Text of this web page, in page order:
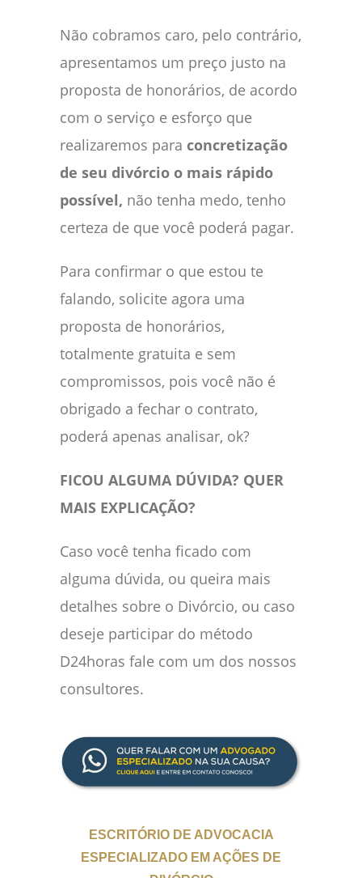
Não cobramos caro, pelo contrário,
apresentamos um preço justo na
proposta de honorários, de acordo
com o serviço e esforço que
realizaremos para concretização
de seu divórcio o mais rápido
possível, não tenha medo, tenho
certeza de que você poderá pagar.
Para confirmar o que estou te
falando, solicite agora uma
proposta de honorários,
totalmente gratuita e sem
compromissos, pois você não é
obrigado a fechar o contrato,
poderá apenas analisar, ok?
FICOU ALGUMA DÚVIDA? QUER
MAIS EXPLICAÇÃO?
Caso você tenha ficado com
alguma dúvida, ou queira mais
detalhes sobre o Divórcio, ou caso
deseje participar do método
D24horas fale com um dos nossos
consultores.
ESCRITÓRIO DE ADVOCACIA
ESPECIALIZADO EM AÇÕES DE